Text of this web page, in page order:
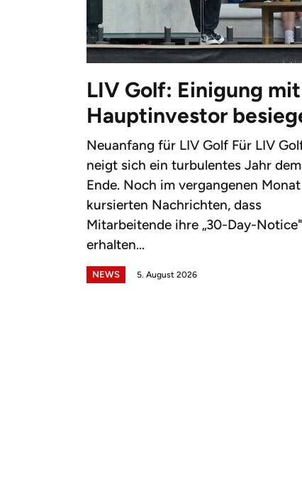
LIV Golf: Einigung mit
Hauptinvestor
Neuanfang für LIV Golf Für LIV
neigt sich ein turbulentes Jahr dem
Ende. Noch im vergangenen Monat
kursierten Nachrichten, dass
Mitarbeitende ihre „30-Day-Notice"
erhalten...
NEWS 5. August 2026